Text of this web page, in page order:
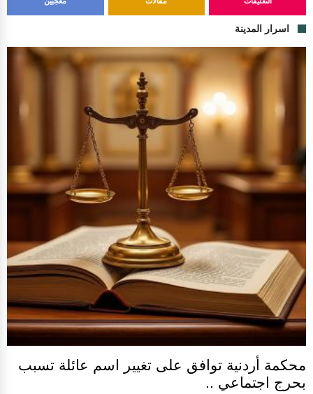
اسرار المدينة
محكمة أردنية توافق على تغيير اسم عائلة تسبب
بحرج اجتماعي ..